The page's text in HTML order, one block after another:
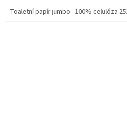
Toaletní papír jumbo - 100% celulóza